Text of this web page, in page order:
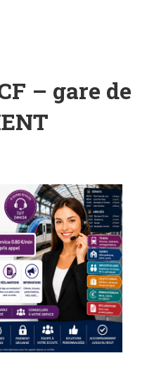
– gare de